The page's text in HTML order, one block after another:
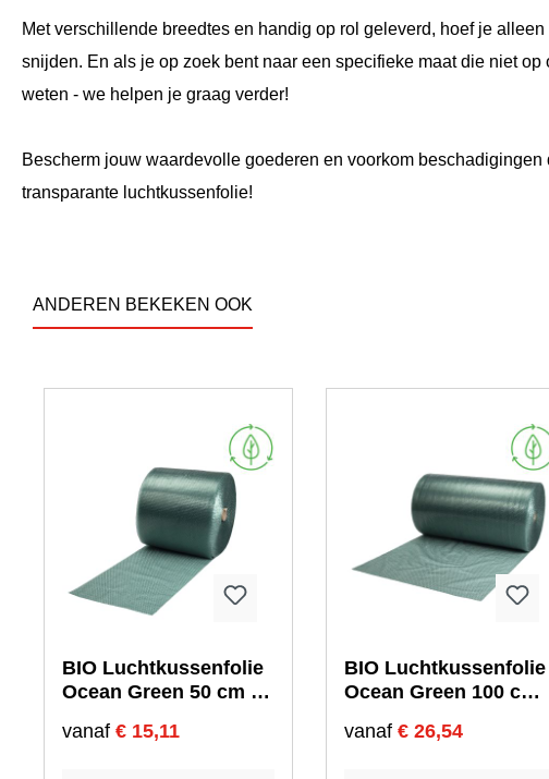
Met verschillende breedtes en handig op rol geleverd, hoef je
snijden. En als je op zoek bent naar een specifieke maat die niet op
weten - we helpen je graag verder!
Bescherm jouw waardevolle goederen en voorkom beschadigingen
transparante luchtkussenfolie!
ANDEREN BEKEKEN OOK
BIO Luchtkussenfolie
Ocean Green 50 cm x
vanaf € 15,11
BIO Luchtkussenfolie
Ocean Green 100 cm x
vanaf € 26,54